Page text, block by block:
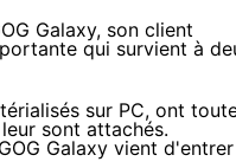
Galaxy, son client
qui survient à
sur PC, ont
sont attachés.
Galaxy vient d'entrer